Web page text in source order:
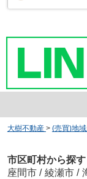
大樹不動産 > (売買)地
市区町村から探す
座間市 / 綾瀬市 /